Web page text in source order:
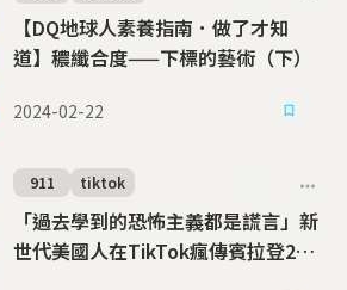
【DQ地球人素養指南．做了才知
道】穠纖合度——下標的藝術（下）
2024-02-22
「過去學到的恐怖主義都是謊言」新
世代美國人在TikTok瘋傳賓拉登20
911 tiktok